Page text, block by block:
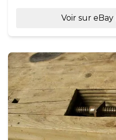
Voir sur eBay